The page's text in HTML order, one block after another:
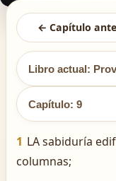
← Capítulo
Libro actual:
Capítulo: 9
1 LA sabiduría
columnas;